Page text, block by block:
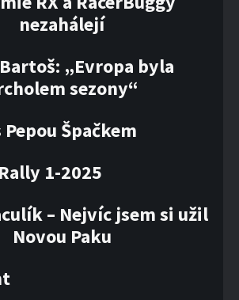
nezahálejí
„Evropa byla
sezony“
Špačkem
1-2025
– Nejvíc jsem si užil
Novou Paku